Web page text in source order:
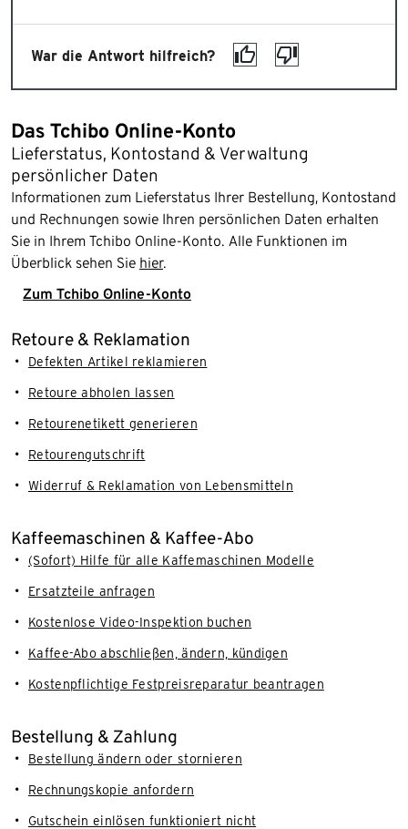
War die Antwort hilfreich?
Das Tchibo Online-Konto
Lieferstatus, Kontostand & Verwaltung
persönlicher Daten
Informationen zum Lieferstatus Ihrer Bestellung, Kontostand
und Rechnungen sowie Ihren persönlichen Daten erhalten
Sie in Ihrem Tchibo Online-Konto. Alle Funktionen im
Überblick sehen Sie hier.
Zum Tchibo Online-Konto
Retoure & Reklamation
Defekten Artikel reklamieren
Retoure abholen lassen
Retourenetikett generieren
Retourengutschrift
Widerruf & Reklamation von Lebensmitteln
Kaffeemaschinen & Kaffee-Abo
(Sofort) Hilfe für alle Kaffemaschinen Modelle
Ersatzteile anfragen
Kostenlose Video-Inspektion buchen
Kaffee-Abo abschließen, ändern, kündigen
Kostenpflichtige Festpreisreparatur beantragen
Bestellung & Zahlung
Bestellung ändern oder stornieren
Rechnungskopie anfordern
Gutschein einlösen funktioniert nicht